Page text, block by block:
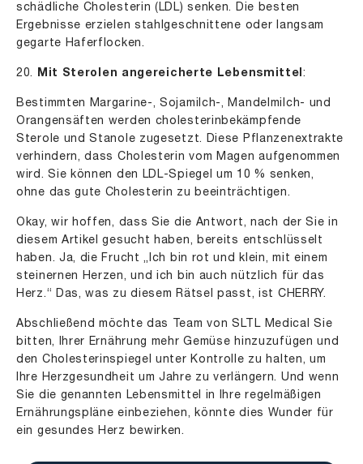
schädliche Cholesterin (LDL) senken. Die besten
Ergebnisse erzielen stahlgeschnittene oder langsam
gegarte Haferflocken.
20. Mit Sterolen angereicherte Lebensmittel:
Bestimmten Margarine-, Sojamilch-, Mandelmilch- und
Orangensäften werden cholesterinbekämpfende
Sterole und Stanole zugesetzt. Diese Pflanzenextrakte
verhindern, dass Cholesterin vom Magen aufgenommen
wird. Sie können den LDL-Spiegel um 10 % senken,
ohne das gute Cholesterin zu beeinträchtigen.
Okay, wir hoffen, dass Sie die Antwort, nach der Sie in
diesem Artikel gesucht haben, bereits entschlüsselt
haben. Ja, die Frucht „Ich bin rot und klein, mit einem
steinernen Herzen, und ich bin auch nützlich für das
Herz.“ Das, was zu diesem Rätsel passt, ist CHERRY.
Abschließend möchte das Team von SLTL Medical Sie
bitten, Ihrer Ernährung mehr Gemüse hinzuzufügen und
den Cholesterinspiegel unter Kontrolle zu halten, um
Ihre Herzgesundheit um Jahre zu verlängern. Und wenn
Sie die genannten Lebensmittel in Ihre regelmäßigen
Ernährungspläne einbeziehen, könnte dies Wunder für
ein gesundes Herz bewirken.